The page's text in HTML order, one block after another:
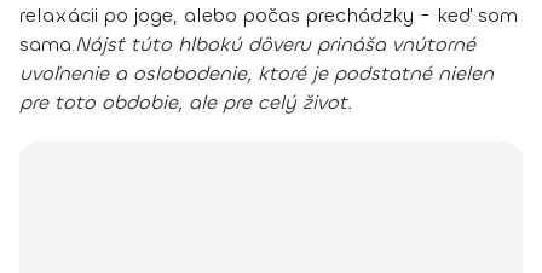
relaxácii po joge, alebo počas prechádzky - keď som
sama.Nájsť túto hlbokú dôveru prináša vnútorné
uvoľnenie a oslobodenie, ktoré je podstatné nielen
pre toto obdobie, ale pre celý život.